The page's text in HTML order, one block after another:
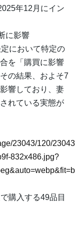
年12月にイン
に影響
において特定の
を「購買に影響
の結果、およそ7
響しており、妻
れている実態が
23043/120/
832x486.jpg?
購入する49品目